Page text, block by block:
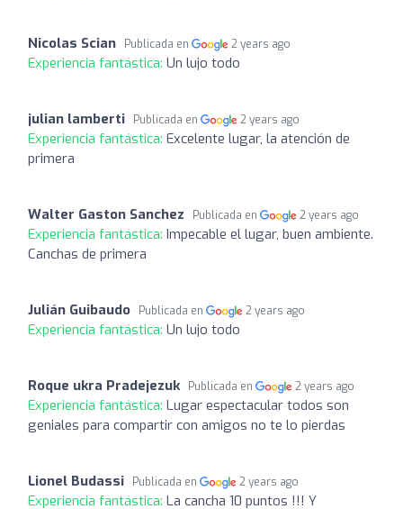
Nicolas Scian Publicada en 2 years ago
Experiencia fantástica: Un lujo todo
julian lamberti Publicada en 2 years ago
Experiencia fantástica: Excelente lugar, la atención de
primera
Walter Gaston Sanchez Publicada en 2 years ago
Experiencia fantástica: Impecable el lugar, buen ambiente.
Canchas de primera
Julián Guibaudo Publicada en 2 years ago
Experiencia fantástica: Un lujo todo
Roque ukra Pradejezuk Publicada en 2 years ago
Experiencia fantástica: Lugar espectacular todos son
geniales para compartir con amigos no te lo pierdas
Lionel Budassi Publicada en 2 years ago
Experiencia fantástica: La cancha 10 puntos !!! Y